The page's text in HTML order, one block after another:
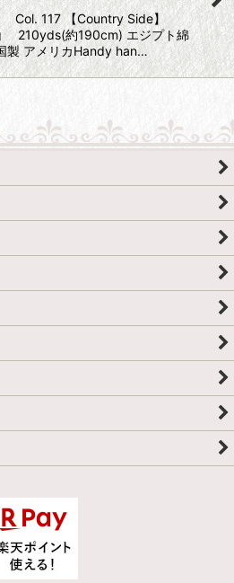
117 【Country Side】
約190cm) エジプト綿
アメリカHandy han…